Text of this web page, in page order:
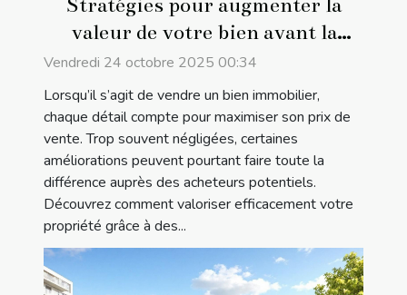
Stratégies pour augmenter la
valeur de votre bien avant la
vente
Vendredi 24 octobre 2025 00:34
Lorsqu’il s’agit de vendre un bien immobilier,
chaque détail compte pour maximiser son prix de
vente. Trop souvent négligées, certaines
améliorations peuvent pourtant faire toute la
différence auprès des acheteurs potentiels.
Découvrez comment valoriser efficacement votre
propriété grâce à des...